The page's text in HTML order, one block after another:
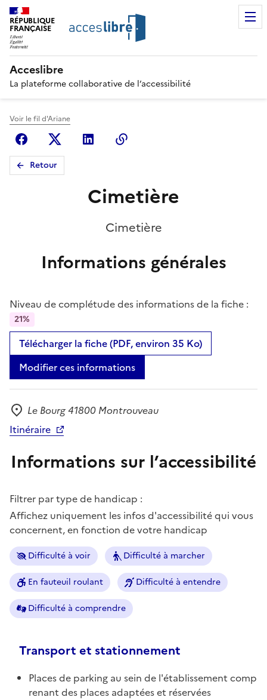
RÉPUBLIQUE
FRANÇAISE
Acceslibre
La plateforme collaborative de l’accessibilité
Voir le fil d'Ariane
FacebookX (anciennement Twitter)
Linkedin
Retour
Cimetière
Cimetière
Informations générales
Niveau de complétude des informations de la fiche :
21%
Télécharger la fiche (PDF, environ 35 Ko)
Modifier ces informations
Adresse
Le Bourg 41800 Montrouveau
Itinéraire
Informations sur l’accessibilité
Filtrer par type de handicap :
Affichez uniquement les infos d'accessibilité qui vous
concernent, en fonction de votre handicap
Difficulté à voir Difficulté à marcher
En fauteuil roulant Difficulté à entendre
Difficulté à comprendre
Transport et stationnement
Places de parking au sein de l'établissement comp
renant des places adaptées et réservées